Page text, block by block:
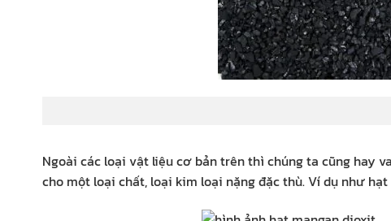
than
Ngoài các loại vật liệu cơ bản trên thì chúng ta cũng hay
cho một loại chất, loại kim loại nặng đặc thù. Ví dụ như